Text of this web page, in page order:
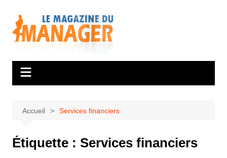
contenu
Accueil Services financiers
Étiquette : Services financiers